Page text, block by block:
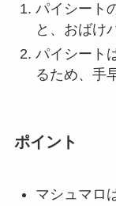
パイシート
と、おばけ
パイシート
るため、手
ポイント
マシュマロ